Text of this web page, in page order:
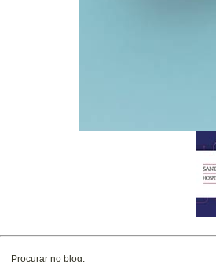
Procurar no blog: